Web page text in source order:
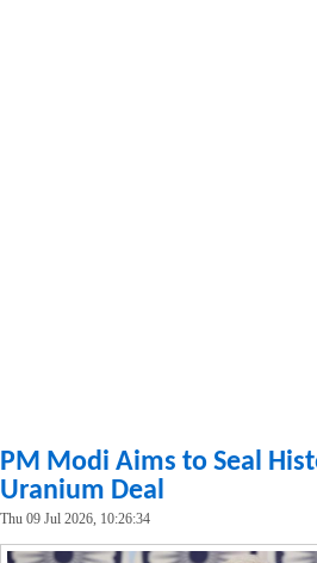
PM Modi Aims to Seal
Uranium Deal
Thu 09 Jul 2026, 10:26:34